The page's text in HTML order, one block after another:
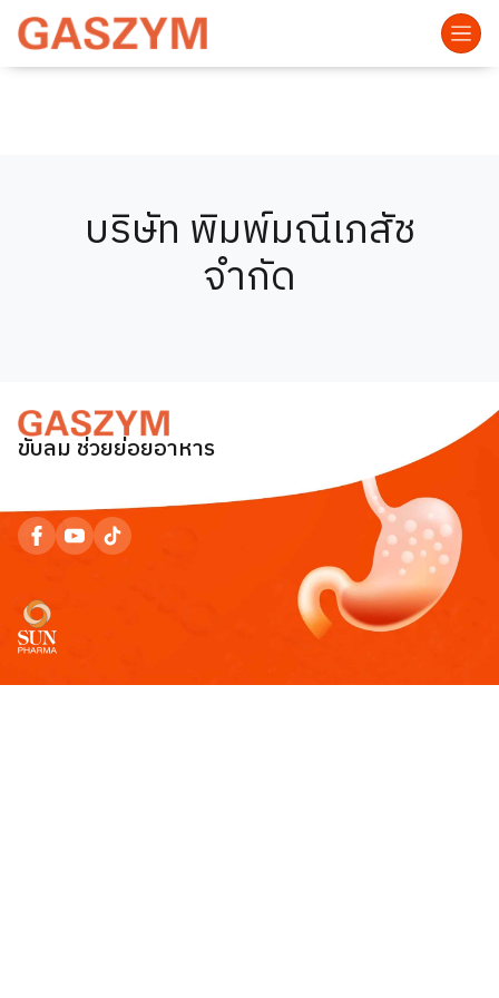
บริษัท พิมพ์มณีเภสัช
จำกัด
ขับลม ช่วยย่อยอาหาร